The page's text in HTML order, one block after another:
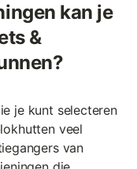
kan je
&
je kunt selecteren
veel
van